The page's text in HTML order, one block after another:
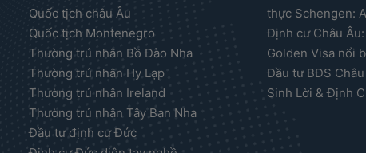
Quốc tịch châu Âu
Quốc tịch Montenegro
Thường trú nhân Bồ Đào Nha
Thường trú nhân Hy Lạp
Thường trú nhân Ireland
Thường trú nhân Tây Ban Nha
Đầu tư định cư Đức
thực Schengen:
Định cư Châu
Golden Visa nổi
Đầu tư BĐS
Sinh Lời & Định